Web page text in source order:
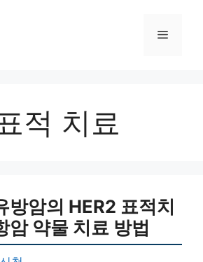
Menu
적 치료
방암의 HER2 표적치
암 약물 치료 방법